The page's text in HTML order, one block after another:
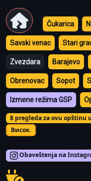
Čukarica
Savski venac Stari
Zvezdara Barajevo
Obrenovac Sopot
Izmene režima GSP
8 pregleda za ovu opštinu
Висок.
Obaveštenja na